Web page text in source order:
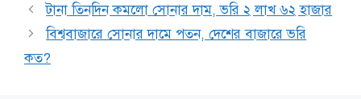
টানা তিনদিন কমলো সোনার দাম, ভরি ২ লাখ ৬২ হাজার
বিশ্ববাজারে সোনার দামে পতন, দেশের বাজারে ভরি
কত?